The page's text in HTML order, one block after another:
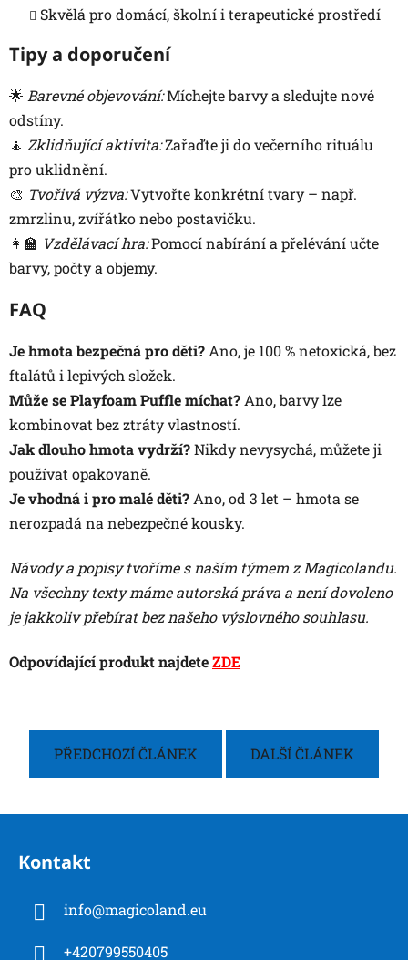
Skvělá pro domácí, školní i terapeutické prostředí
Tipy a doporučení
🌟 Barevné objevování:Míchejte barvy a sledujte nové
odstíny.
🧘 Zklidňující aktivita:Zařaďte ji do večerního rituálu
pro uklidnění.
🎨 Tvořivá výzva:Vytvořte konkrétní tvary – např.
zmrzlinu, zvířátko nebo postavičku.
👩‍🏫 Vzdělávací hra:Pomocí nabírání a přelévání učte
barvy, počty a objemy.
FAQ
Je hmota bezpečná pro děti? Ano, je 100 % netoxická, bez
ftalátů i lepivých složek.
Může se Playfoam Puffle míchat? Ano, barvy lze
kombinovat bez ztráty vlastností.
Jak dlouho hmota vydrží?Nikdy nevysychá, můžete ji
používat opakovaně.
Je vhodná i pro malé děti? Ano, od 3 let – hmota se
nerozpadá na nebezpečné kousky.
Návody a popisy tvoříme s naším týmem z Magicolandu.
Na všechny texty máme autorská práva a není dovoleno
je jakkoliv přebírat bez našeho výslovného souhlasu.
Odpovídající produkt najdeteZDE
PŘEDCHOZÍ ČLÁNEK DALŠÍ ČLÁNEK
Z
Kontakt
info@magicoland.eu
+420799550405